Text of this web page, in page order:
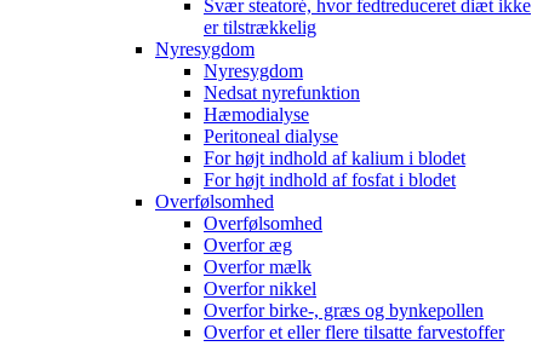
Svær steatoré, hvor fedtreduceret diæt ikke
er tilstrækkelig
Nyresygdom
Nyresygdom
Nedsat nyrefunktion
Hæmodialyse
Peritoneal dialyse
For højt indhold af kalium i blodet
For højt indhold af fosfat i blodet
Overfølsomhed
Overfølsomhed
Overfor æg
Overfor mælk
Overfor nikkel
Overfor birke-, græs og bynkepollen
Overfor et eller flere tilsatte farvestoffer